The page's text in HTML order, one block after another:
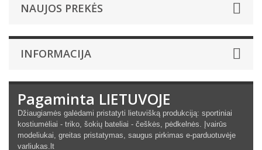
NAUJOS PREKĖS
INFORMACIJA
Pagaminta LIETUVOJE
Džiaugiamės galėdami pristatyti lietuvišką produkciją: sportiniai
kostiumėliai - triko, šokių bateliai - češkės, pėdkelnės. Įvairūs
modeliukai, greitas pristatymas, saugus pirkimas e-parduotuvėje
varliukas.lt